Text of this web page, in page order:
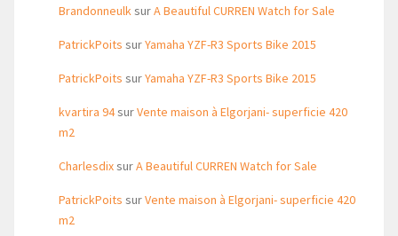
BrandonneulksurA Beautiful CURREN Watch for Sale
PatrickPoits surYamaha YZF-R3 Sports Bike 2015
PatrickPoits surYamaha YZF-R3 Sports Bike 2015
kvartira 94surVente maison à Elgorjani- superficie 420
m2
CharlesdixsurA Beautiful CURREN Watch for Sale
PatrickPoits surVente maison à Elgorjani- superficie 420
m2